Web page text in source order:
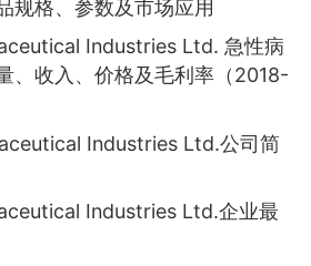
规格、参数及市场应用
Industries Ltd. 急性病
、收入、价格及毛利率（2018-
Industries Ltd.公司简
Industries Ltd.企业最